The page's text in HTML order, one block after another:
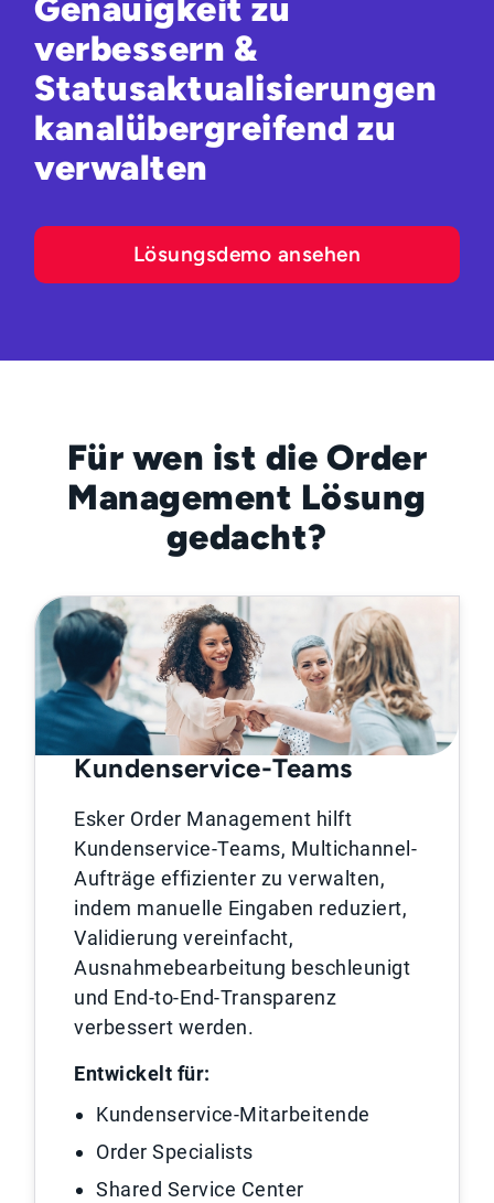
Genauigkeit zu
verbessern &
Statusaktualisierungen
kanalübergreifend zu
verwalten
Lösungsdemo ansehen
Für wen ist die Order
Management Lösung
gedacht?
Kundenservice-Teams
Esker Order Management hilft
Kundenservice-Teams, Multichannel-
Aufträge effizienter zu verwalten,
indem manuelle Eingaben reduziert,
Validierung vereinfacht,
Ausnahmebearbeitung beschleunigt
und End-to-End-Transparenz
verbessert werden.
Entwickelt für:
Kundenservice-Mitarbeitende
Order Specialists
Shared Service Center